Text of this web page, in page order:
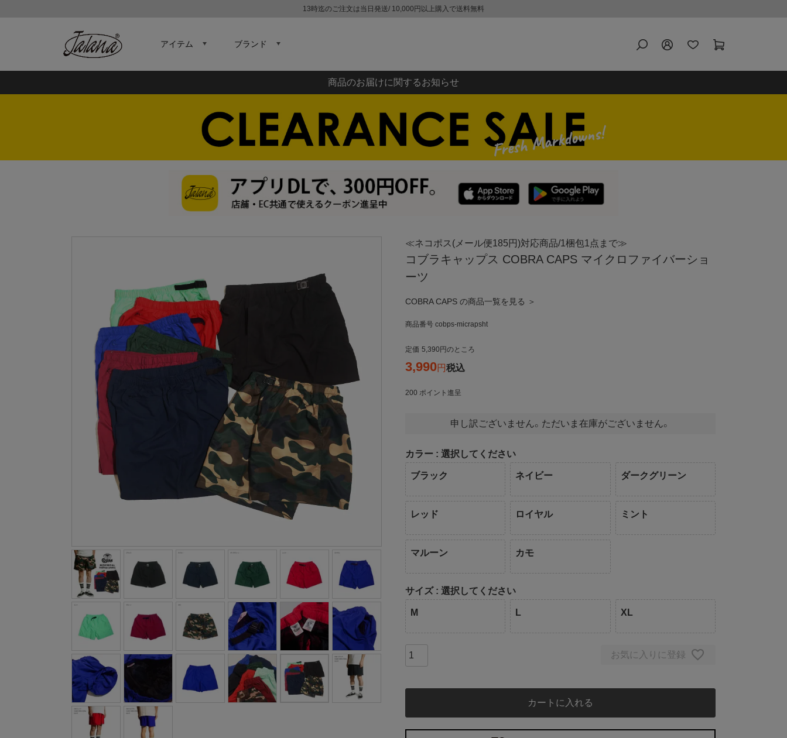
13時迄のご注文は当日発送/ 10,000円以上購入で送料無料
アイテム ブランド
商品のお届けに関するお知らせ
≪ネコポス(メール便185円)対応商品/1梱包1点まで≫
コブラキャップス COBRA CAPS マイクロファイバーショ
ーツ
COBRA CAPS の商品一覧を見る ＞
商品番号 cobps-micrapsht
定価 5,390 のところ
3,990 税込
200 ポイント進呈
申し訳ございません。ただいま在庫がございません。
カラー 選択してください
ブラック ネイビー ダークグリーン
レッド ロイヤル ミント
マルーン カモ
サイズ 選択してください
M L XL
お気に入りに登録
カートに入れる